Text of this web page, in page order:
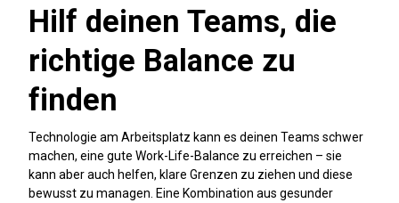
Hilf deinen Teams, die
richtige Balance zu
finden
Technologie am Arbeitsplatz kann es deinen Teams schwer
machen, eine gute Work-Life-Balance zu erreichen – sie
kann aber auch helfen, klare Grenzen zu ziehen und diese
bewusst zu managen. Eine Kombination aus gesunder